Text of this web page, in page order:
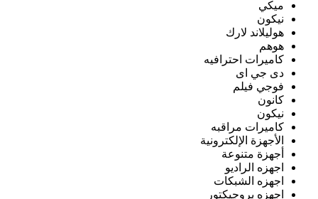
ميكي
نيكون
هوليلاند لارك
هوهم
كاميرات احترافيه
دى جي اى
فوجي فيلم
كانون
نيكون
كاميرات مراقبه
الأجهزة الإلكترونية
أجهزة متنوعة
اجهزه الراديو
اجهزه الشبكات
اجهزه بروجيكتور